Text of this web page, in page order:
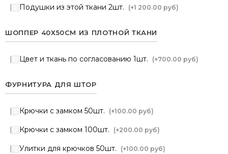
Подушки из этой ткани 2шт. (+1 200.00 руб)
ШОППЕР 40Х50СМ ИЗ ПЛОТНОЙ ТКАНИ
Цвет и ткань по согласованию 1шт. (+700.00 руб)
ФУРНИТУРА ДЛЯ ШТОР
Крючки с замком 50шт. (+100.00 руб)
Крючки с замком 100шт. (+200.00 руб)
Улитки для крючков 50шт. (+100.00 руб)